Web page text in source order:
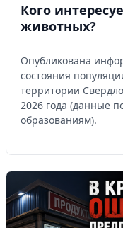
Кого
животных?
Опубликована
состояния
территории
2026 года (данные
образованиям).